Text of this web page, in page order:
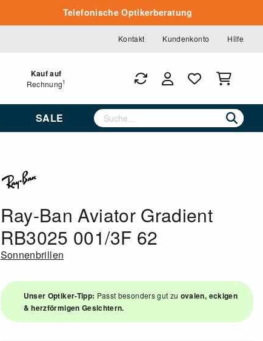
Telefonische Optikerberatung
Kontakt Kundenkonto Hilfe
Kauf auf
Rechnung1
SALE
Ray-Ban Aviator Gradient
RB3025 001/3F 62
Sonnenbrillen
Unser Optiker-Tipp: Passt besonders gut zu ovalen, eckigen
& herzförmigen Gesichtern.